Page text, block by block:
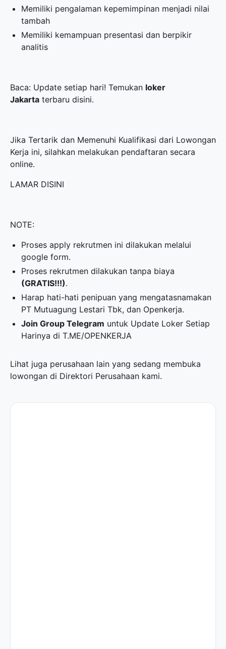
Memiliki pengalaman kepemimpinan menjadi nilai
tambah
Memiliki kemampuan presentasi dan berpikir
analitis
Baca: Update setiap hari! Temukan loker
Jakarta terbaru disini.
Jika Tertarik dan Memenuhi Kualifikasi dari Lowongan
Kerja ini, silahkan melakukan pendaftaran secara
online.
LAMAR DISINI
NOTE:
Proses apply rekrutmen ini dilakukan melalui
google form.
Proses rekrutmen dilakukan tanpa biaya
(GRATIS!!!).
Harap hati-hati penipuan yang mengatasnamakan
PT Mutuagung Lestari Tbk, dan Openkerja.
Join Group Telegram untuk Update Loker Setiap
Harinya diT.ME/OPENKERJA
Lihat juga perusahaan lain yang sedang membuka
lowongan di Direktori Perusahaan kami.